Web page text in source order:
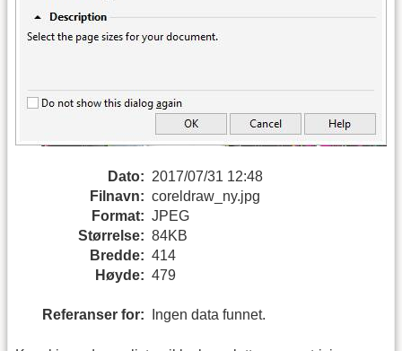
Dato: 2017/07/31 12:48
Filnavn: coreldraw_ny.jpg
Format: JPEG
Størrelse: 84KB
Bredde: 414
Høyde: 479
Referanser for: Ingen data funnet.